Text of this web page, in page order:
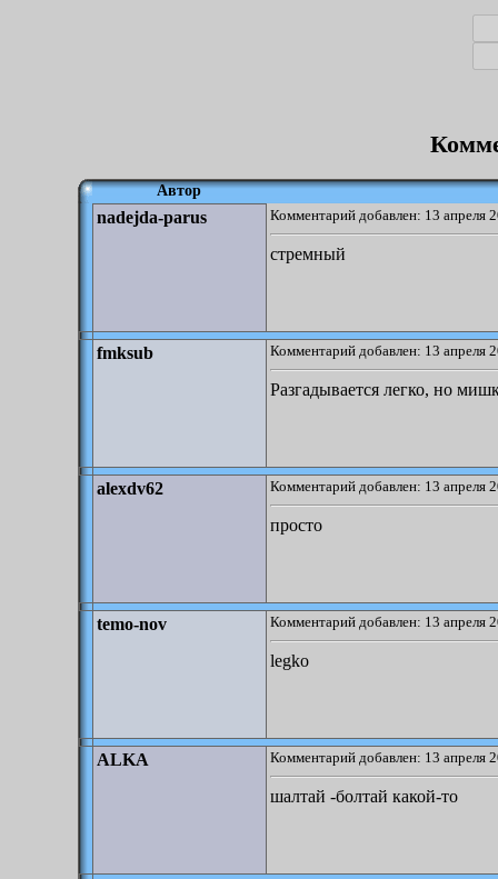
Автор
nadejda-parus Комментарий добавлен: 13 апреля
стремный
fmksub Комментарий добавлен: 13 апреля
Разгадывается легко, но
alexdv62 Комментарий добавлен: 13 апреля
просто
temo-nov Комментарий добавлен: 13 апреля
legko
ALKA Комментарий добавлен: 13 апреля
шалтай -болтай какой-то